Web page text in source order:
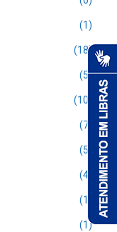
(1)
(18)
(5)
(10)
(7)
(5)
(4)
(1)
(1)